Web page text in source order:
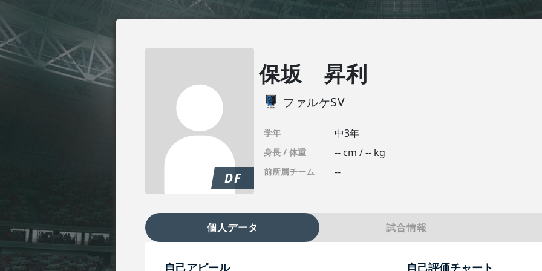
DF
保坂 昇利
ファルケSV
学年 中3年
身長 / 体重 -- cm / -- kg
前所属チーム --
個人データ 試合情報
自己アピール 自己評価チャート